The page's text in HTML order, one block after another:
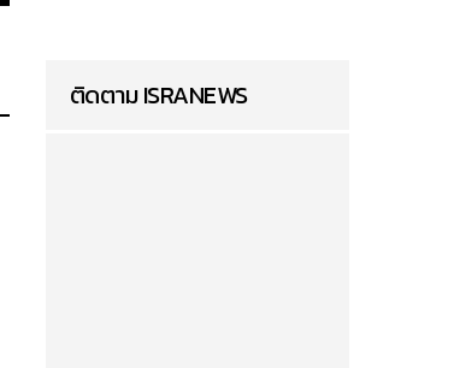
ติดตาม ISRANEWS